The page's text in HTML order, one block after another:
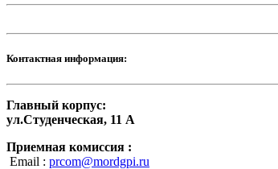
Контактная информация:
Главный корпус:
ул.Студенческая, 11 А
Приемная комиссия :
Email : prcom@mordgpi.ru